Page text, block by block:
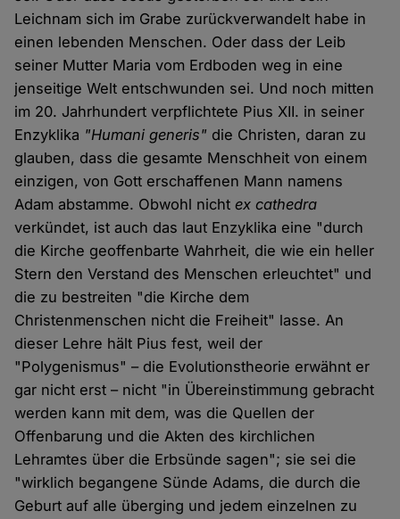
Leichnam sich im Grabe zurückverwandelt habe in
einen lebenden Menschen. Oder dass der Leib
seiner Mutter Maria vom Erdboden weg in eine
jenseitige Welt entschwunden sei. Und noch mitten
im 20. Jahrhundert verpflichtete Pius XII. in seiner
Enzyklika "Humani generis" die Christen, daran zu
glauben, dass die gesamte Menschheit von einem
einzigen, von Gott erschaffenen Mann namens
Adam abstamme. Obwohl nichtex cathedra
verkündet, ist auch das laut Enzyklika eine "durch
die Kirche geoffenbarte Wahrheit, die wie ein heller
Stern den Verstand des Menschen erleuchtet" und
die zu bestreiten "die Kirche dem
Christenmenschen nicht die Freiheit" lasse. An
dieser Lehre hält Pius fest, weil der
"Polygenismus" – die Evolutionstheorie erwähnt er
gar nicht erst – nicht "in Übereinstimmung gebracht
werden kann mit dem, was die Quellen der
Offenbarung und die Akten des kirchlichen
Lehramtes über die Erbsünde sagen"; sie sei die
"wirklich begangene Sünde Adams, die durch die
Geburt auf alle überging und jedem einzelnen zu